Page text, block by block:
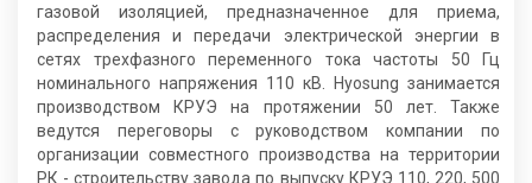
газовой изоляцией, предназначенное для приема,
распределения и передачи электрической энергии в
сетях трехфазного переменного тока частоты 50 Гц
номинального напряжения 110 кВ. Hyosung занимается
производством КРУЭ на протяжении 50 лет. Также
ведутся переговоры с руководством компании по
организации совместного производства на территории
РК - строительству завода по выпуску КРУЭ 110, 220, 500